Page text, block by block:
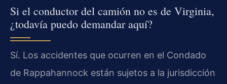
Si el conductor del camión no es de Virginia,
¿todavía puedo demandar aquí?
Sí. Los accidentes que ocurren en el Condado
de Rappahannock están sujetos a la jurisdicción